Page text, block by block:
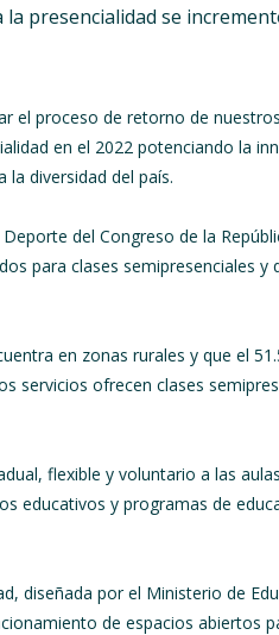
presencialidad se
el proceso de retorno de nuestros
en el 2022 potenciando la
diversidad del país.
del Congreso de la
para clases semipresenciales y
en zonas rurales y que el
servicios ofrecen clases
flexible y voluntario a las
educativos y programas de
diseñada por el Ministerio de
de espacios abiertos